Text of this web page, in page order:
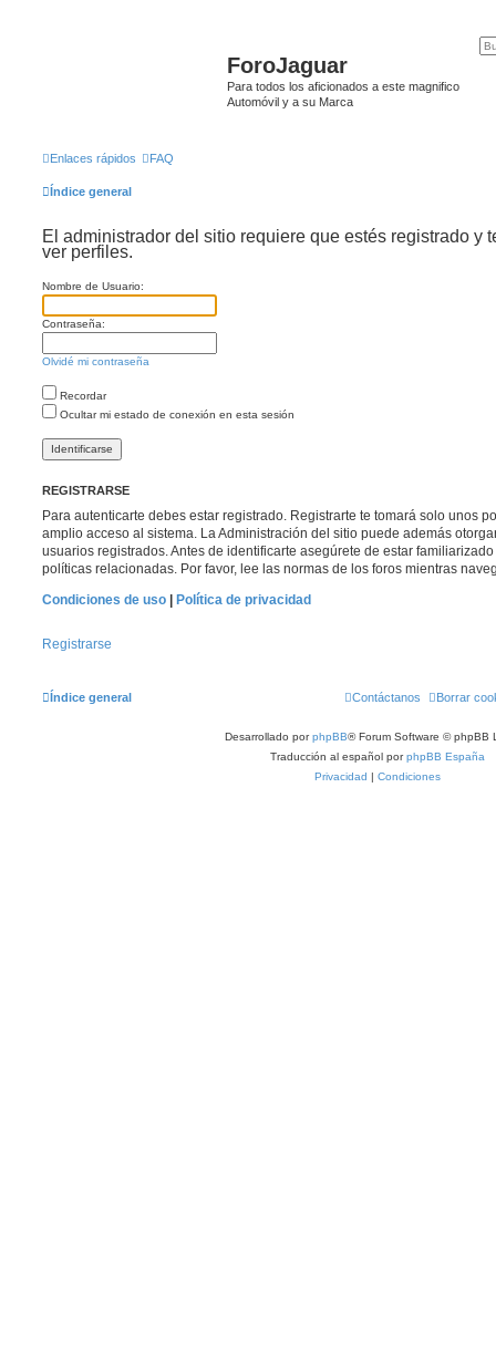
ForoJaguar
Para todos los aficionados a este magnifico
Automóvil y a su Marca
Enlaces rápidos FAQ
Índice general
El administrador del sitio requiere que estés registrado y
ver perfiles.
Nombre de Usuario:
Contraseña:
Olvidé mi contraseña
Recordar
Ocultar mi estado de conexión en esta sesión
REGISTRARSE
Para autenticarte debes estar registrado. Registrarte te tomará solo unos
amplio acceso al sistema. La Administración del sitio puede además
usuarios registrados. Antes de identificarte asegúrete de estar
políticas relacionadas. Por favor, lee las normas de los foros mientras
Condiciones de uso
Política de privacidad
Registrarse
Índice general Borrar
Contáctanos
Desarrollado porphpBB® Forum Software © phpBB
Traducción al español porphpBB España
Privacidad | Condiciones